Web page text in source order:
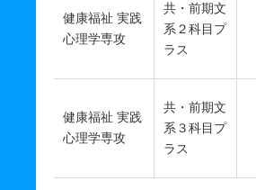
健康福祉 実践
心理学専攻
共・前期文
系２科目プ
ラス
健康福祉 実践
心理学専攻
共・前期文
系３科目プ
ラス